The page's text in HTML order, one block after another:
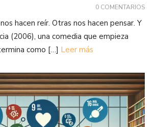
0 COMENTARIOS
hacen reír. Otras nos hacen pensar. Y
(2006), una comedia que empieza
como […] Leer más